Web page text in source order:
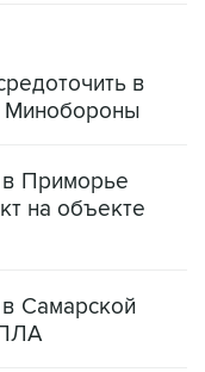
в
Минобороны
Приморье
на объекте
Самарской